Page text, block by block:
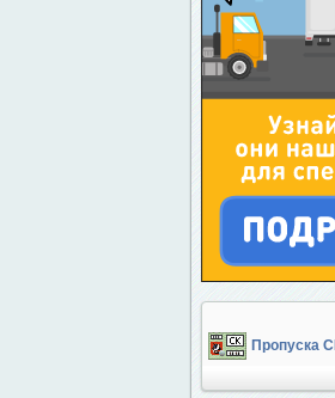
Пропуска